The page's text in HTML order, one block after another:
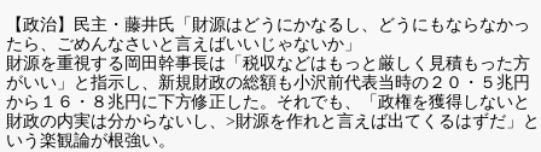
【政治】民主・藤井氏「財源はどうにかなるし、どうにもならなかっ
たら、ごめんなさいと言えばいいじゃないか」
財源を重視する岡田幹事長は「税収などはもっと厳しく見積もった方
がいい」と指示し、新規財政の総額も小沢前代表当時の２０・５兆円
から１６・８兆円に下方修正した。それでも、「政権を獲得しないと
財政の内実は分からないし、>財源を作れと言えば出てくるはずだ」と
いう楽観論が根強い。